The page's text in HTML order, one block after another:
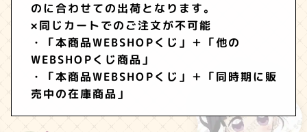
のに合わせての出荷となります。
×同じカートでのご注文が不可能
・「本商品WEBSHOPくじ」＋「他の
WEBSHOPくじ商品」
・「本商品WEBSHOPくじ」＋「同時期に販
売中の在庫商品」